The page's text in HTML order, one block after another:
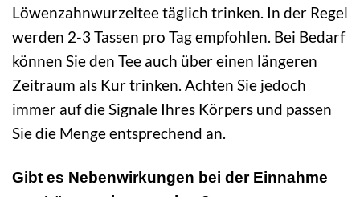
Löwenzahnwurzeltee täglich trinken. In der Regel
werden 2-3 Tassen pro Tag empfohlen. Bei Bedarf
können Sie den Tee auch über einen längeren
Zeitraum als Kur trinken. Achten Sie jedoch
immer auf die Signale Ihres Körpers und passen
Sie die Menge entsprechend an.
Gibt es Nebenwirkungen bei der Einnahme